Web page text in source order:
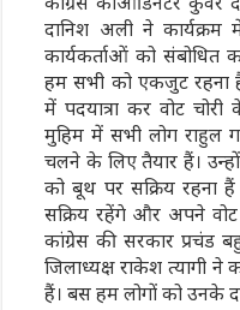
दानिश अली ने
कार्यकर्ताओं को संबोधित
हम सभी को एकजुट रहना
में पदयात्रा कर वोट
मुहिम में सभी लोग राहुल
चलने के लिए तैयार हैं।
को बूथ पर सक्रिय
सक्रिय रहेंगे और अपने वोट
कांग्रेस की सरकार प्रचंड
जिलाध्यक्ष राकेश त्यागी ने
हैं। बस हम लोगों को उनके